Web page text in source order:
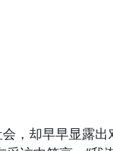
却早早显露出